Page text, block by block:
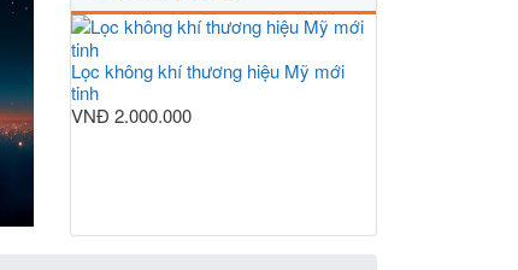
Lọc không khí thương hiệu Mỹ mới
tinh
VNĐ 2.000.000